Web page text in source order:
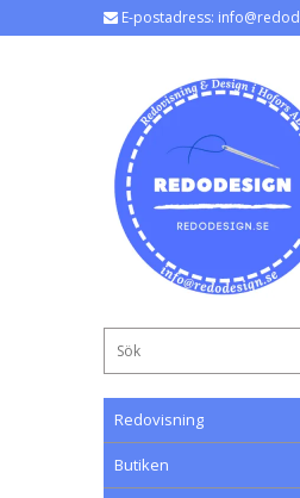
E-postadress:
Redovisning
Butiken